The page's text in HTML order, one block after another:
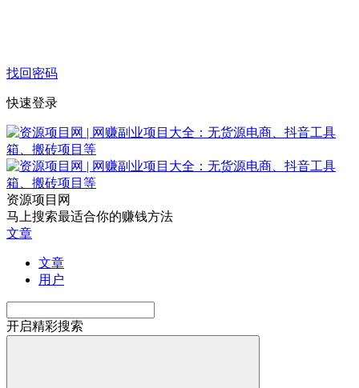
找回密码
快速登录
资源项目网
马上搜索最适合你的赚钱方法
文章
文章
用户
开启精彩搜索